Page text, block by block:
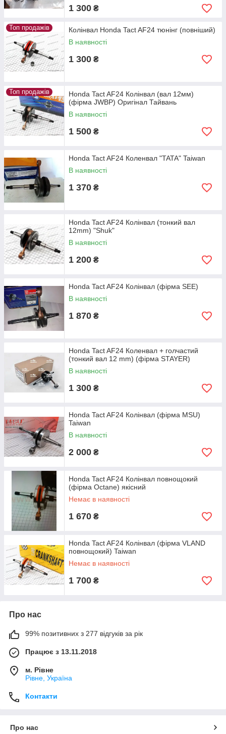
1 300 ₴
Топ продажів
Колінвал Honda Tact AF24 тюнінг (повніший)
В наявності
1 300 ₴
Топ продажів
Honda Tact AF24 Колінвал (вал 12мм)
(фірма JWBP) Оригінал Тайвань
В наявності
1 500 ₴
Honda Tact AF24 Коленвал "TATA" Taiwan
В наявності
1 370 ₴
Honda Tact AF24 Колінвал (тонкий вал
12mm) "Shuk"
В наявності
1 200 ₴
Honda Tact AF24 Колінвал (фірма SEE)
В наявності
1 870 ₴
Honda Tact AF24 Коленвал + голчастий
(тонкий вал 12 mm) (фірма STAYER)
В наявності
1 300 ₴
Honda Tact AF24 Колінвал (фірма MSU)
Taiwan
В наявності
2 000 ₴
Honda Tact AF24 Колінвал повнощокий
(фірма Octane) якісний
Немає в наявності
1 670 ₴
Honda Tact AF24 Колінвал (фірма VLAND
повнощокий) Taiwan
Немає в наявності
1 700 ₴
Про нас
99% позитивних з 277 відгуків за рік
Працює з 13.11.2018
м. Рівне
Рівне, Україна
Контакти
Про нас